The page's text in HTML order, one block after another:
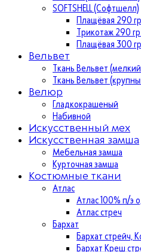
SOFTSHELL (Софтшелл)
Плащёвая 290
Трикотаж 290
Плащёвая 300
Вельвет
Ткань Вельвет
Ткань Вельвет
Велюр
Гладкокрашеный
Набивной
Искусственный мех
Искусственная замша
Мебельная замша
Курточная замша
Костюмные ткани
Атлас
Атлас 100% п/э
Атлас стреч
Бархат
Бархат стрейч,
Бархат Креш